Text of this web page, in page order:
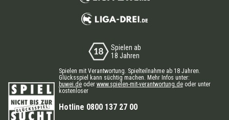
Spielen ab
18 Jahren
Spielen mit Verantwortung. Spielteilnahme ab 18 Jahren.
Glücksspiel kann süchtig machen. Mehr Infos unter:
buwei.deoder www.spielen-mit-verantwortung.deoder unter
kostenloser
Hotline 0800 137 27 00